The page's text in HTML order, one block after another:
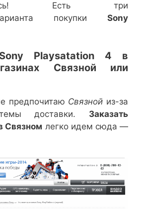
Есть три
покупки Sony
Playsatation 4 в
Связной или
предпочитаю Связной из-за
доставки. Заказать
Связном легко идем сюда —